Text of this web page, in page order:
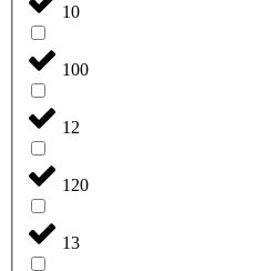
10
100
12
120
13